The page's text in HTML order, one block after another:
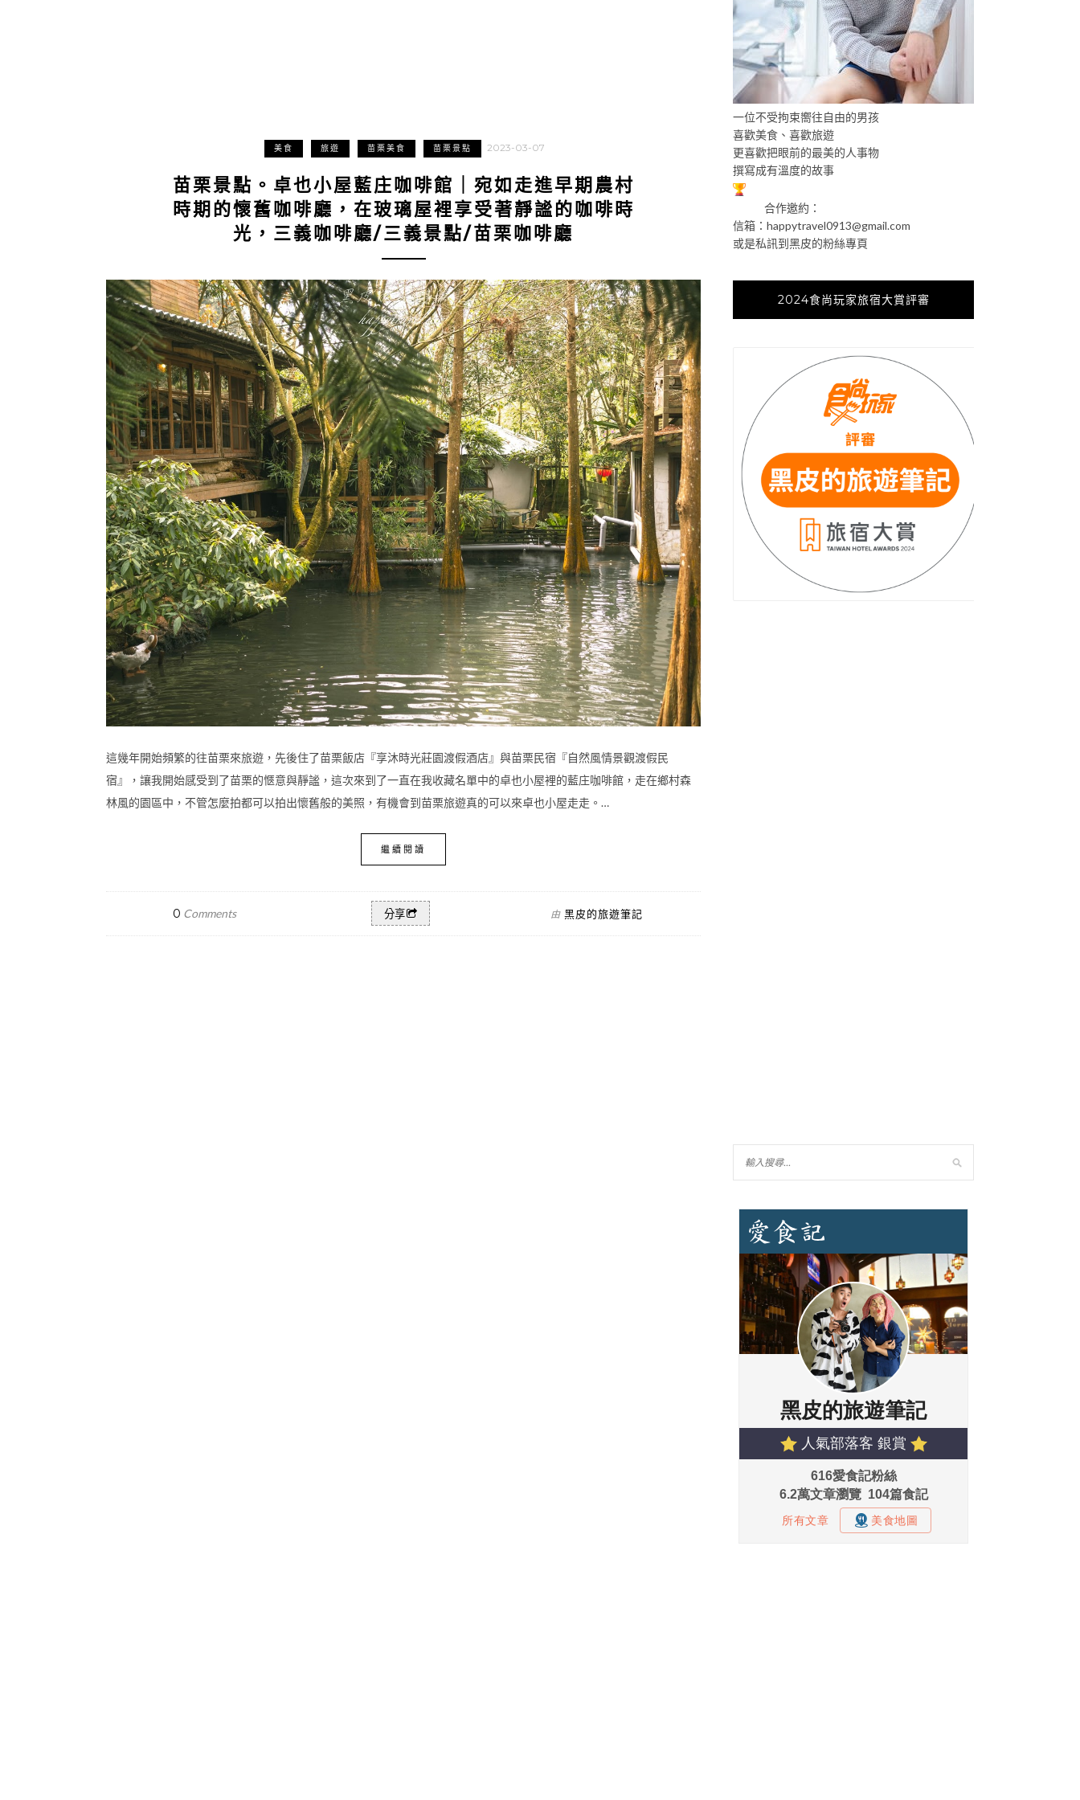
美食 旅遊 苗栗美食 苗栗景點 2023-03-07
苗栗景點。卓也小屋藍庄咖啡館｜宛如走進早期農村
時期的懷舊咖啡廳，在玻璃屋裡享受著靜謐的咖啡時
光，三義咖啡廳/三義景點/苗栗咖啡廳
這幾年開始頻繁的往苗栗來旅遊，先後住了苗栗飯店『享沐時光莊園渡假酒店』與苗栗民宿『自然風情景觀渡假民
宿』，讓我開始感受到了苗栗的愜意與靜謐，這次來到了一直在我收藏名單中的卓也小屋裡的藍庄咖啡館，走在鄉村森
林風的園區中，不管怎麼拍都可以拍出懷舊般的美照，有機會到苗栗旅遊真的可以來卓也小屋走走。…
繼續閱讀
0 Comments 分享 由 黑皮的旅遊筆記
一位不受拘束嚮往自由的男孩
喜歡美食、喜歡旅遊
更喜歡把眼前的最美的人事物
撰寫成有溫度的故事
合作邀約：
信箱： happytravel0913@gmail.com
或是私訊到黑皮的粉絲專頁
2024食尚玩家旅宿大賞評審